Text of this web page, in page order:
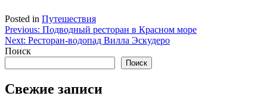
Posted in Путешествия
Навигация
по
Previous: Подводный ресторан в Красном море
Next: Ресторан-водопад Вилла Эскудеро
Поиск
Поиск
Свежие записи